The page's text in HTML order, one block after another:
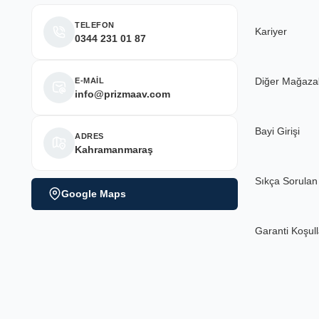
TELEFON
0344 231 01 87
E-MAİL
info@prizmaav.com
ADRES
Kahramanmaraş
Google Maps
Kariyer
Diğer
Bayi Girişi
Sıkça
Garanti